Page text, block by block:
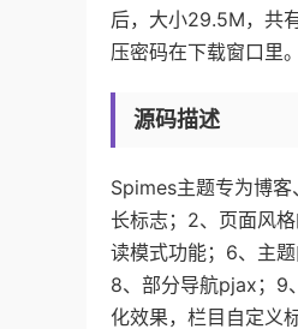
后，大小29.5M，共
压密码在下载窗口里。
源码描述
Spimes主题专为博
长标志；2、页面风
读模式功能；6、主
8、部分导航pjax；9
化效果，栏目自定义